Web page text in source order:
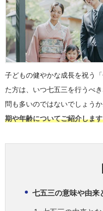
子どもの健やかな成長を祝う
た方は、いつ七五三を行うべ
問も多いのではないでしょうか
期や年齢についてご紹介しま
七五三の意味や由来